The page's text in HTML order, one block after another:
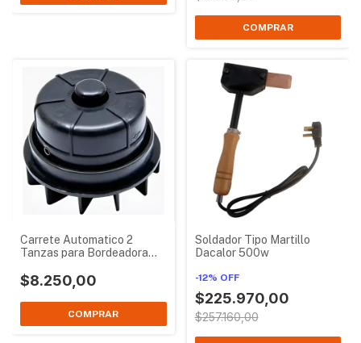
Carrete Automatico 2
Tanzas para Bordeadora
$8.250,00
Soldador Tipo Martillo
Dacalor 500w
-12% OFF
$225.970,00
$257.160,00